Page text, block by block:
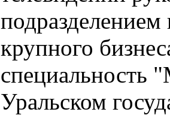
крупного
специальность
Уральском